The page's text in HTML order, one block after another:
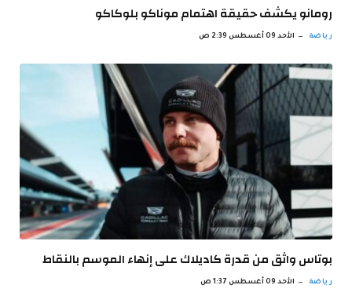
رومانو يكشف حقيقة اهتمام موناكو بلوكاكو
رياضة الأحد 09 أغسطس 2:39 ص
بوتاس واثق من قدرة كاديلاك على إنهاء الموسم بالنقاط
رياضة الأحد 09 أغسطس 1:37 ص